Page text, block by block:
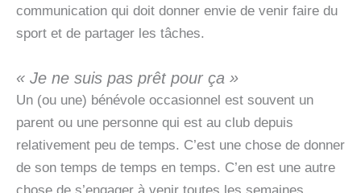
communication qui doit donner envie de venir faire du
sport et de partager les tâches.
« Je ne suis pas prêt pour ça »
Un (ou une) bénévole occasionnel est souvent un
parent ou une personne qui est au club depuis
relativement peu de temps. C’est une chose de donner
de son temps de temps en temps. C’en est une autre